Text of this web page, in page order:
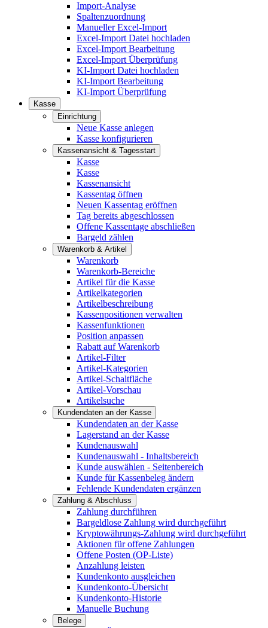
Import-Analyse
Spaltenzuordnung
Manueller Excel-Import
Excel-Import Datei hochladen
Excel-Import Bearbeitung
Excel-Import Überprüfung
KI-Import Datei hochladen
KI-Import Bearbeitung
KI-Import Überprüfung
Kasse
Einrichtung
Neue Kasse anlegen
Kasse konfigurieren
Kassenansicht & Tagesstart
Kasse
Kasse
Kassenansicht
Kassentag öffnen
Neuen Kassentag eröffnen
Tag bereits abgeschlossen
Offene Kassentage abschließen
Bargeld zählen
Warenkorb & Artikel
Warenkorb
Warenkorb-Bereiche
Artikel für die Kasse
Artikelkategorien
Artikelbeschreibung
Kassenpositionen verwalten
Kassenfunktionen
Position anpassen
Rabatt auf Warenkorb
Artikel-Filter
Artikel-Kategorien
Artikel-Schaltfläche
Artikel-Vorschau
Artikelsuche
Kundendaten an der Kasse
Kundendaten an der Kasse
Lagerstand an der Kasse
Kundenauswahl
Kundenauswahl - Inhaltsbereich
Kunde auswählen - Seitenbereich
Kunde für Kassenbeleg ändern
Fehlende Kundendaten ergänzen
Zahlung & Abschluss
Zahlung durchführen
Bargeldlose Zahlung wird durchgeführt
Kryptowährungs-Zahlung wird durchgeführt
Aktionen für offene Zahlungen
Offene Posten (OP-Liste)
Anzahlung leisten
Kundenkonto ausgleichen
Kundenkonto-Übersicht
Kundenkonto-Historie
Manuelle Buchung
Belege